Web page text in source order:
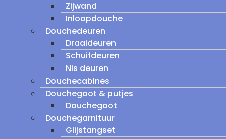
Zijwand
Inloopdouche
Douchedeuren
Draaideuren
Schuifdeuren
Nis deuren
Douchecabines
Douchegoot & putjes
Douchegoot
Douchegarnituur
Glijstangset